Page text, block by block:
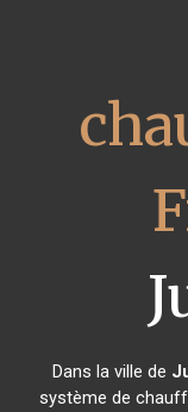
Dans la ville de
système de